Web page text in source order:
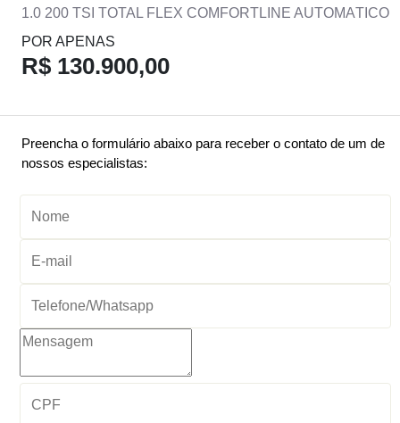
1.0 200 TSI TOTAL FLEX COMFORTLINE AUTOMÁTICO
POR APENAS
R$ 130.900,00
Preencha o formulário abaixo para receber o contato de um de
nossos especialistas: